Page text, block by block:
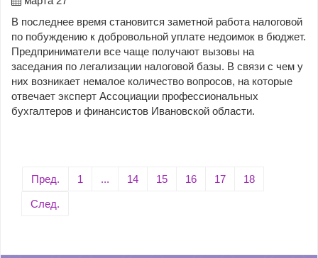
В последнее время становится заметной работа налоговой
по побуждению к добровольной уплате недоимок в бюджет.
Предприниматели все чаще получают вызовы на
заседания по легализации налоговой базы. В связи с чем у
них возникает немалое количество вопросов, на которые
отвечает эксперт Ассоциации профессиональных
бухгалтеров и финансистов Ивановской области.
Пред. 1 ... 14 15 16 17 18
След.